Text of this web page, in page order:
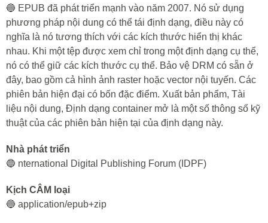
🔵 EPUB đã phát triển mạnh vào năm 2007. Nó sử dụng
phương pháp nội dung có thể tái định dạng, điều này có
nghĩa là nó tương thích với các kích thước hiển thị khác
nhau. Khi một tệp được xem chỉ trong một định dạng cụ thể,
nó có thể giữ các kích thước cụ thể. Bảo vệ DRM có sẵn ở
đây, bao gồm cả hình ảnh raster hoặc vector nội tuyến. Các
phiên bản hiện đại có bốn đặc điểm. Xuất bản phẩm, Tài
liệu nội dung, Định dạng container mở là một số thông số kỹ
thuật của các phiên bản hiện tại của định dạng này.
Nhà phát triển
🔵 nternational Digital Publishing Forum (IDPF)
Kịch CÂM loại
🔵 application/epub+zip